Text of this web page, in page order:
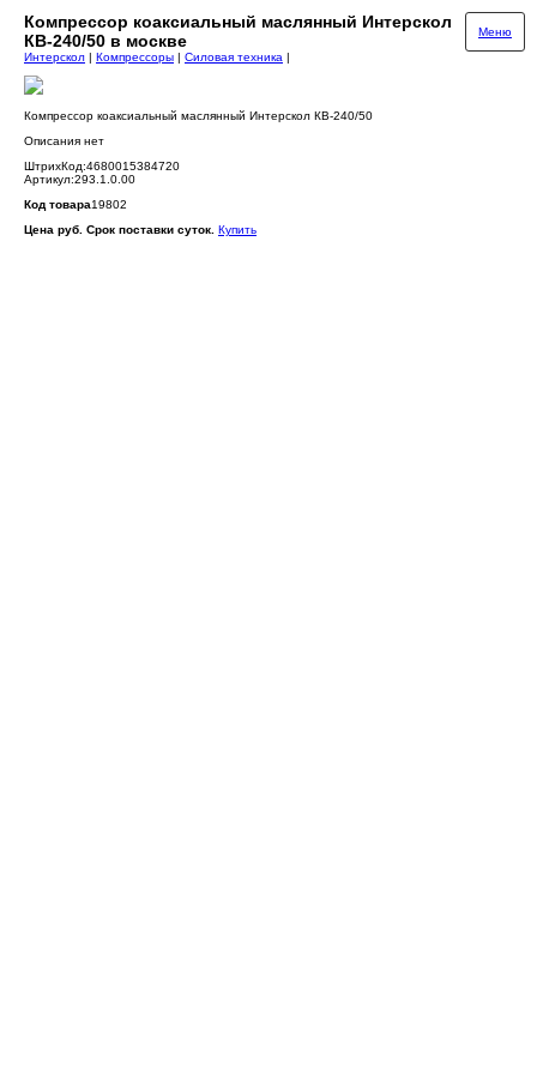
Компрессор коаксиальный маслянный Интерскол
КВ-240/50 в москве
Меню
Интерскол | Компрессоры | Силовая техника |
Компрессор коаксиальный маслянный Интерскол КВ-240/50
Описания нет
ШтрихКод:4680015384720
Артикул:293.1.0.00
Код товара19802
Цена руб. Срок поставки суток. Купить